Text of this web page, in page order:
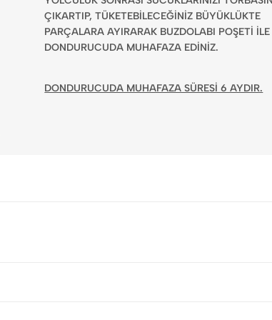
ÇIKARTIP, TÜKETEBİLECEĞİNİZ BÜYÜKLÜKTE
PARÇALARA AYIRARAK BUZDOLABI POŞETİ İLE
DONDURUCUDA MUHAFAZA EDİNİZ.
DONDURUCUDA MUHAFAZA SÜRESİ 6 AYDIR.